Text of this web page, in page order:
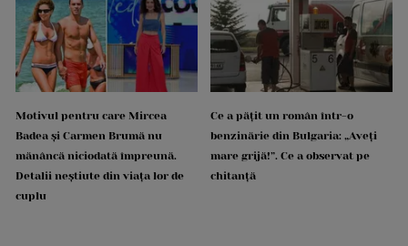
Motivul pentru care Mircea
Badea și Carmen Brumă nu
mănâncă niciodată împreună.
Detalii neștiute din viața lor de
cuplu
Ce a pățit un român într-o
benzinărie din Bulgaria: „Aveți
mare grijă!”. Ce a observat pe
chitanță